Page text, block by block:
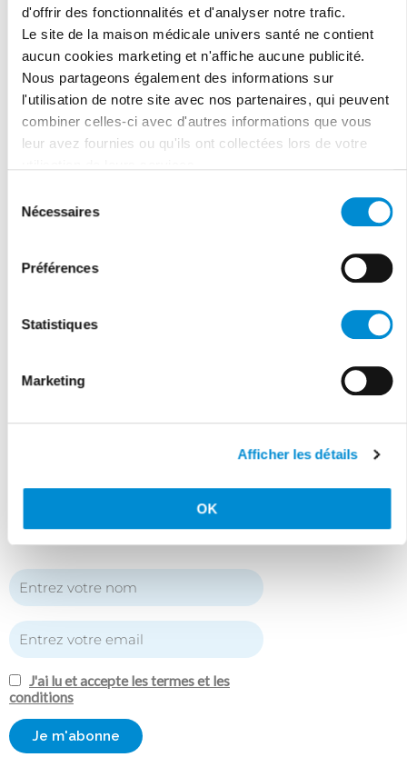
d'offrir des fonctionnalités et d'analyser notre trafic.
Le site de la maison médicale univers santé ne contient
aucun cookies marketing et n'affiche aucune publicité.
Nous partageons également des informations sur
l'utilisation de notre site avec nos partenaires, qui peuvent
combiner celles-ci avec d'autres informations que vous
leur avez fournies ou qu'ils ont collectées lors de votre
Nécessaires
Préférences
Statistiques
Marketing
Afficher les détails
OK
Cliquer ici
Tel:02/486.01.10
Newsletter
Inscrivez-vous à notre newsletter pour
J'ai lu et accepte les termes et les
conditions